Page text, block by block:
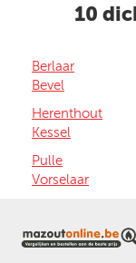
10
Berlaar
Bevel
Herenthout
Kessel
Pulle
Vorselaar